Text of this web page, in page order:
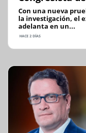
Con una nueva
la investigación, el
adelanta en un...
HACE 2 DÍAS